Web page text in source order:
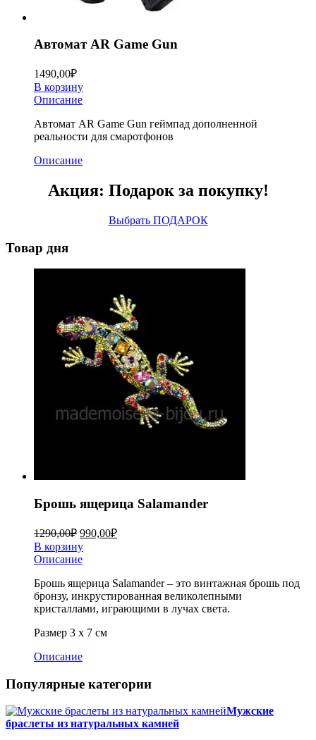
Автомат AR Game Gun
1490,00₽
В корзину
Описание
Автомат AR Game Gun геймпад дополненной
реальности для смаротфонов
Описание
Акция: Подарок за покупку!
Выбрать ПОДАРОК
Товар дня
Брошь ящерица Salamander
1290,00₽ 990,00₽
В корзину
Описание
Брошь ящерица Salamander – это винтажная брошь под
бронзу, инкрустированная великолепными
кристаллами, играющими в лучах света.
Размер 3 х 7 см
Описание
Популярные категории
Мужские
браслеты из натуральных камней